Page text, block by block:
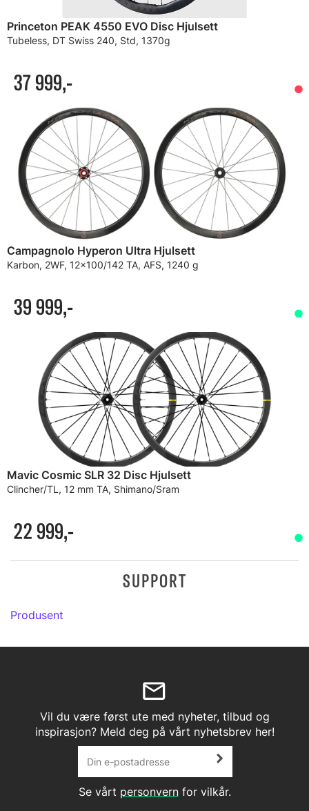
Princeton PEAK 4550 EVO Disc Hjulsett
Tubeless, DT Swiss 240, Std, 1370g
37 999,-
Campagnolo Hyperon Ultra Hjulsett
Karbon, 2WF, 12x100/142 TA, AFS, 1240 g
39 999,-
Mavic Cosmic SLR 32 Disc Hjulsett
Clincher/TL, 12 mm TA, Shimano/Sram
22 999,-
SUPPORT
Produsent
Vil du være først ute med nyheter, tilbud og
inspirasjon? Meld deg på vårt nyhetsbrev her!
Se vårt personvernfor vilkår.